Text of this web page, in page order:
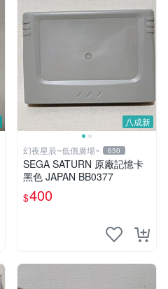
八成新
幻夜星辰~低價廣場~ 630
SEGA SATURN 原廠記憶卡
黑色 JAPAN BB0377
$400